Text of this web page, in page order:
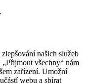
našich služeb
všechny“ nám
zařízení. Umožní
webu a sbírat